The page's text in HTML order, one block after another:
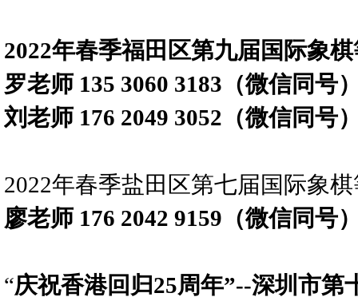
2022年春季福田区第九届国际象
罗老师 135 3060 3183（微信同号
刘老师 176 2049 3052（微信同号
2022年春季盐田区第七届国际象
廖老师 176 2042 9159（微信同号
“庆祝香港回归25周年”--深圳市